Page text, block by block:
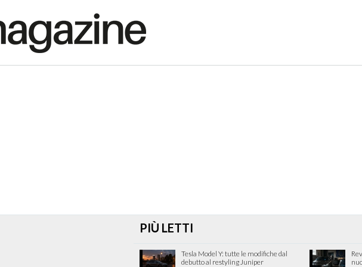
PIÙ LETTI
Tesla Model Y: tutte le modifiche dal
debutto al restyling Juniper